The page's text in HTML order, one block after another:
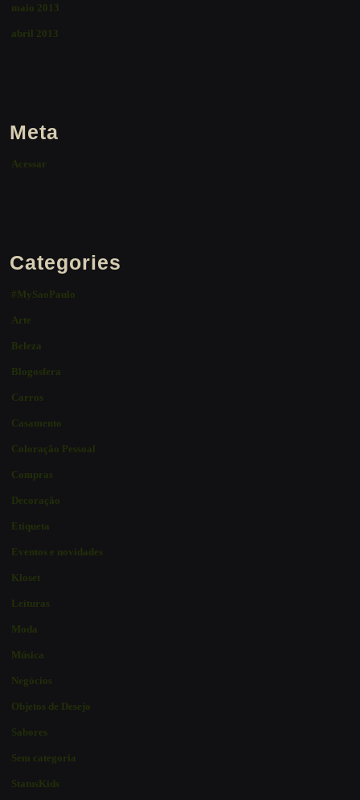
maio 2013
abril 2013
Meta
Acessar
Categories
#MySaoPaulo
Arte
Beleza
Blogosfera
Carros
Casamento
Coloração Pessoal
Compras
Decoração
Etiqueta
Eventos e novidades
Kloset
Leituras
Moda
Música
Negócios
Objetos de Desejo
Sabores
Sem categoria
StatusKids